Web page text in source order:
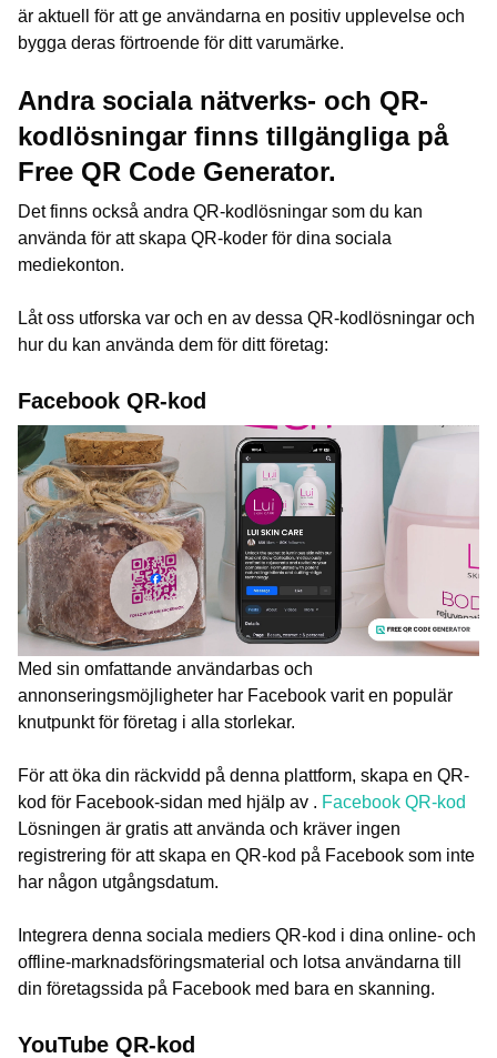
är aktuell för att ge användarna en positiv upplevelse och
bygga deras förtroende för ditt varumärke.
Andra sociala nätverks- och QR-
kodlösningar finns tillgängliga på
Free QR Code Generator.
Det finns också andra QR-kodlösningar som du kan
använda för att skapa QR-koder för dina sociala
mediekonton.
Låt oss utforska var och en av dessa QR-kodlösningar och
hur du kan använda dem för ditt företag:
Facebook QR-kod
Med sin omfattande användarbas och
annonseringsmöjligheter har Facebook varit en populär
knutpunkt för företag i alla storlekar.
För att öka din räckvidd på denna plattform, skapa en QR-
kod för Facebook-sidan med hjälp av . Facebook QR-kod
Lösningen är gratis att använda och kräver ingen
registrering för att skapa en QR-kod på Facebook som inte
har någon utgångsdatum.
Integrera denna sociala mediers QR-kod i dina online- och
offline-marknadsföringsmaterial och lotsa användarna till
din företagssida på Facebook med bara en skanning.
YouTube QR-kod